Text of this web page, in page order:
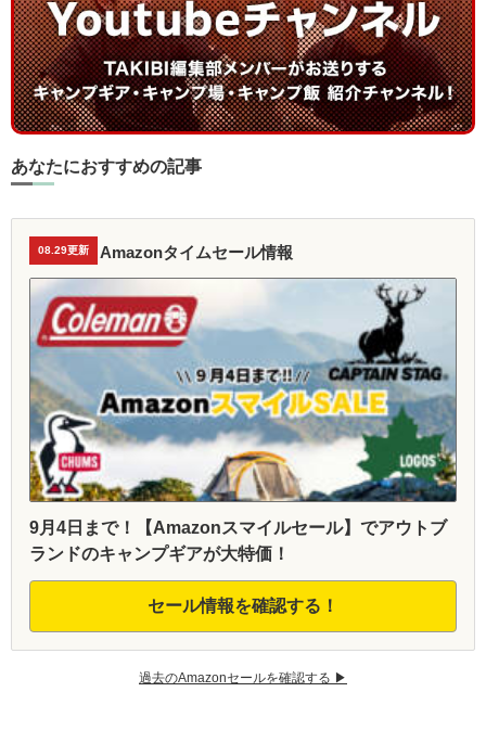
あなたにおすすめの記事
08.29更新 Amazonタイムセール情報
9月4日まで！【Amazonスマイルセール】でアウトブ
ランドのキャンプギアが大特価！
セール情報を確認する！
過去のAmazonセールを確認する ▶︎